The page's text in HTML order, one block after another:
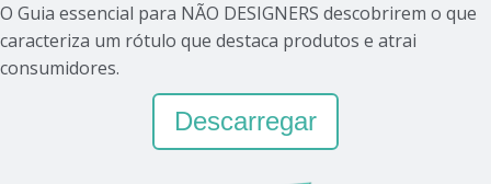
O Guia essencial para NÃO DESIGNERS descobrirem o que
caracteriza um rótulo que destaca produtos e atrai
consumidores.
Descarregar